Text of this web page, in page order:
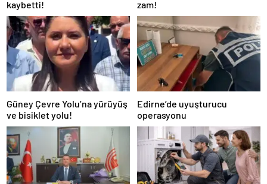
kaybetti!
zam!
Güney Çevre Yolu’na yürüyüş
ve bisiklet yolu!
Edirne’de uyuşturucu
operasyonu